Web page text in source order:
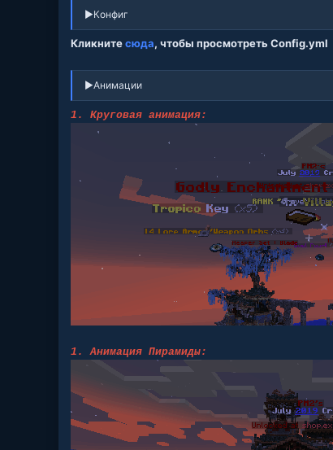
►Конфиг
Кликнитесюда, чтобы просмотреть Config.yml
►Анимации
1. Круговая анимация:
1. Анимация Пирамиды: